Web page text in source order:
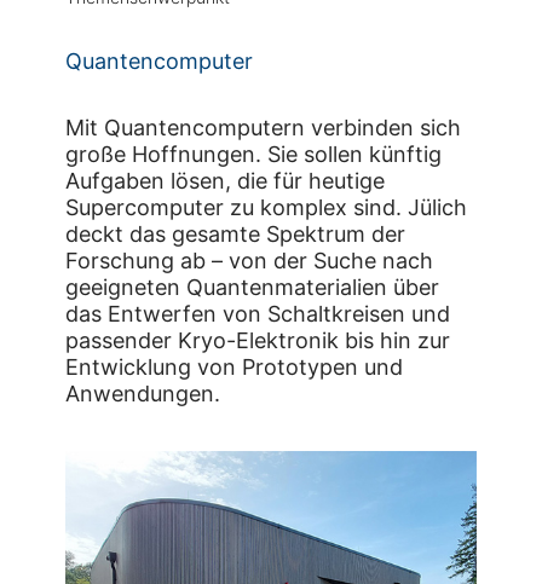
Quantencomputer
Mit Quantencomputern verbinden sich
große Hoffnungen. Sie sollen künftig
Aufgaben lösen, die für heutige
Supercomputer zu komplex sind. Jülich
deckt das gesamte Spektrum der
Forschung ab – von der Suche nach
geeigneten Quantenmaterialien über
das Entwerfen von Schaltkreisen und
passender Kryo-Elektronik bis hin zur
Entwicklung von Prototypen und
Anwendungen.